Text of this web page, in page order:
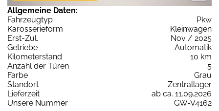
Allgemeine Daten:
Fahrzeugtyp
Pkw
Karosserieform
Kleinwagen
Erst-Zul.
Nov / 2025
Getriebe
Automatik
Kilometerstand
10 km
Anzahl der Türen
5
Farbe
Grau
Standort
Zentrallager
Lieferzeit
ab ca. 11.09.2026
Unsere Nummer
GW-V4162